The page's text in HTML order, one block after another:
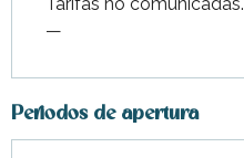
Tarifas no comunicadas.
—
Periodos de apertura